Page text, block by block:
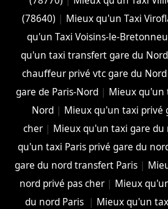
(78640) | Mieux qu'un Taxi
qu'un Taxi Voisins-le-
qu'un taxi transfert gare du Nord
chauffeur privé vtc gare du Nord
gare de Paris-Nord | Mieux qu'un
Nord| Mieux qu'un taxi privé
cher | Mieux qu'un taxi gare du
qu'un taxi Paris privé gare du
gare du nord transfert Paris|
nord privé pas cher | Mieux
du nord Paris | Mieux qu'un